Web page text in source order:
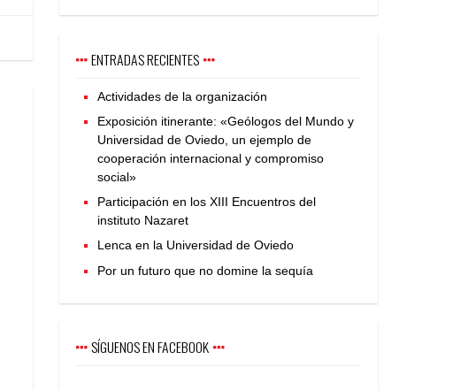
ENTRADAS RECIENTES
Actividades de la organización
Exposición itinerante: «Geólogos del Mundo y
Universidad de Oviedo, un ejemplo de
cooperación internacional y compromiso
social»
Participación en los XIII Encuentros del
instituto Nazaret
Lenca en la Universidad de Oviedo
Por un futuro que no domine la sequía
SÍGUENOS EN FACEBOOK